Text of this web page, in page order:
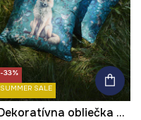
-33%
SUMMER SALE
Dekoratívna obliečka na vankúš vzorované 45 x 45 cm (2-pack)